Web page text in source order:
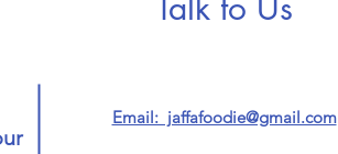
Email: jaffafoodie@gmail.com